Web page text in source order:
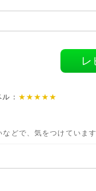
レ
： ★★★★★
どで、気をつけていま